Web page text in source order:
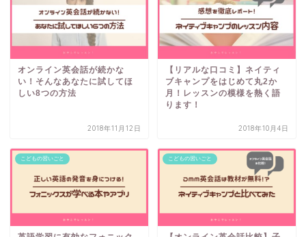
オンライン英会話が続かな
い！そんなあなたに試してほ
しい8つの方法
2018年11月12日
【リアルな口コミ】ネイティ
ブキャンプをはじめて丸2か
月！レッスンの模様を熱く語
ります！
2018年10月4日
こどもの習いごと こどもの習いごと